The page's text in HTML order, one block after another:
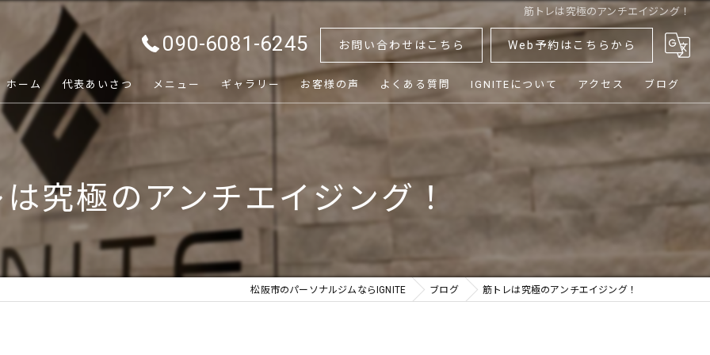
筋トレは究極のアンチエイジング！
090-6081-6245 お問い合わせはこちら Web予約はこちらから
ホーム 代表あいさつ メニュー ギャラリー お客様の声 よくある質問 IGNITEについて
ダイエット
ボディメイク
健康
体験
アクセス ブログ
究極のアンチエイジング！
松阪市のパーソナルジムならIGNITE ブログ 筋トレは究極のアンチエイジング！